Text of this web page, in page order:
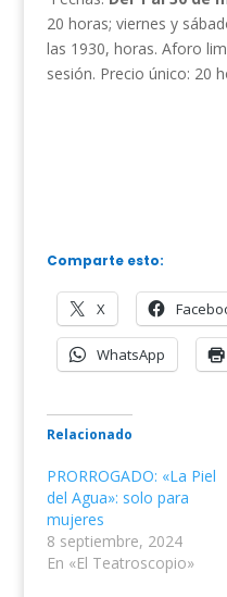
20 horas; viernes y
las 1930, horas. Aforo
sesión. Precio único: 20
Comparte esto:
X
WhatsApp
Relacionado
PRORROGADO: «La Piel
del Agua»: solo para
mujeres
8 septiembre, 2024
En «El Teatroscopio»